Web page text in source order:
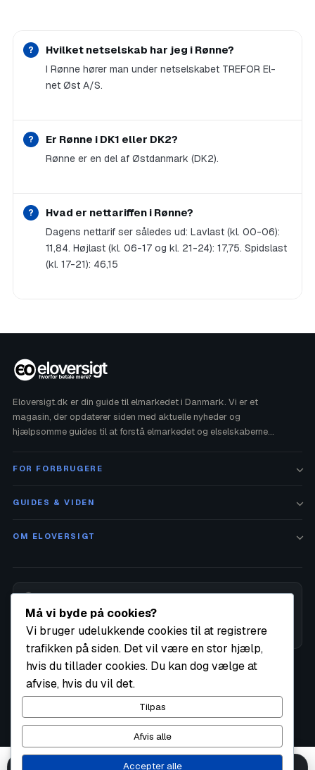
Hvilket netselskab har jeg i Rønne?
I Rønne hører man under netselskabet TREFOR El-
net Øst A/S.
Er Rønne i DK1 eller DK2?
Rønne er en del af Østdanmark (DK2).
Hvad er nettariffen i Rønne?
Dagens nettarif ser således ud: Lavlast (kl. 00-06):
11,84. Højlast (kl. 06-17 og kl. 21-24): 17,75. Spidslast
(kl. 17-21): 46,15
Eloversigt.dk er din guide til elmarkedet i Danmark. Vi er et
magasin, der opdaterer siden med aktuelle nyheder og
hjælpsomme guides til at forstå elmarkedet og elselskaberne
FOR FORBRUGERE
GUIDES & VIDEN
OM ELOVERSIGT
Alle priser på siden opdateres månedligt af Eloversigt.dk ud fra en
individuel gennemgang af vores partneres prisvilkår.
Sådan udregner vi den årlige pris
© 2026 Eloversigt.dk·PrivatlivspolitikCookiesAnnoncering
En del afAltrum Media. CVR: 40693548
Må vi byde på cookies?
Vi bruger udelukkende cookies til at registrere
trafikken på siden. Det vil være en stor hjælp,
hvis du tillader cookies. Du kan dog vælge at
afvise, hvis du vil det.
Tilpas
Afvis alle
Accepter alle